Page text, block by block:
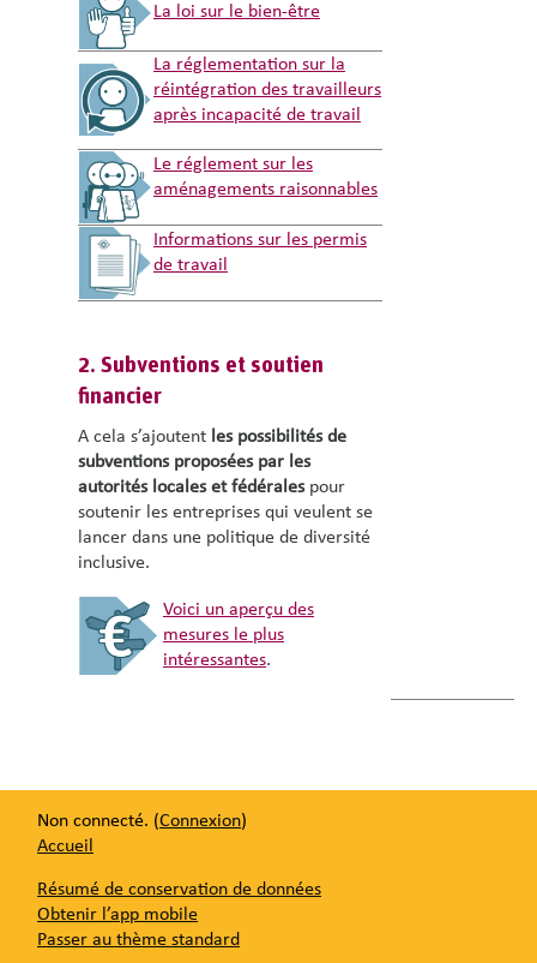
La loi sur le bien-être
La réglementation sur la
réintégration des travailleurs
après incapacité de travail
Le réglement sur les
aménagements raisonnables
Informations sur les permis
de travail
2. Subventions et soutien
financier
A cela s’ajoutent les possibilités de
subventions proposées par les
autorités locales et fédéralespour
soutenir les entreprises qui veulent se
lancer dans une politique de diversité
inclusive.
Voici un aperçu des
mesures le plus
intéressantes.
Non connecté. (Connexion)
Accueil
Résumé de conservation de données
Obtenir l’app mobile
Passer au thème standard